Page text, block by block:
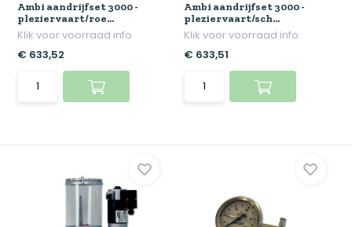
Ambi aandrijfset 3000 -
pleziervaart/roe...
Klik voor voorraad info
€ 633,52
Ambi aandrijfset 3000 -
pleziervaart/sch...
Klik voor voorraad info
€ 633,51